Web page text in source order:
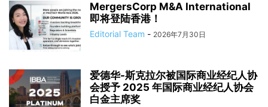
MergersCorp M&A International
即将登陆香港！
Editorial Team - 2026年7月30日
爱德华-斯克拉尔被国际商业经纪人协
会授予 2025 年国际商业经纪人协会
白金主席奖